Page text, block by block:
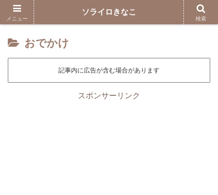
おでかけ
記事内に広告が含む場合があります
スポンサーリンク
メニュー
ソライロきなこ
検索